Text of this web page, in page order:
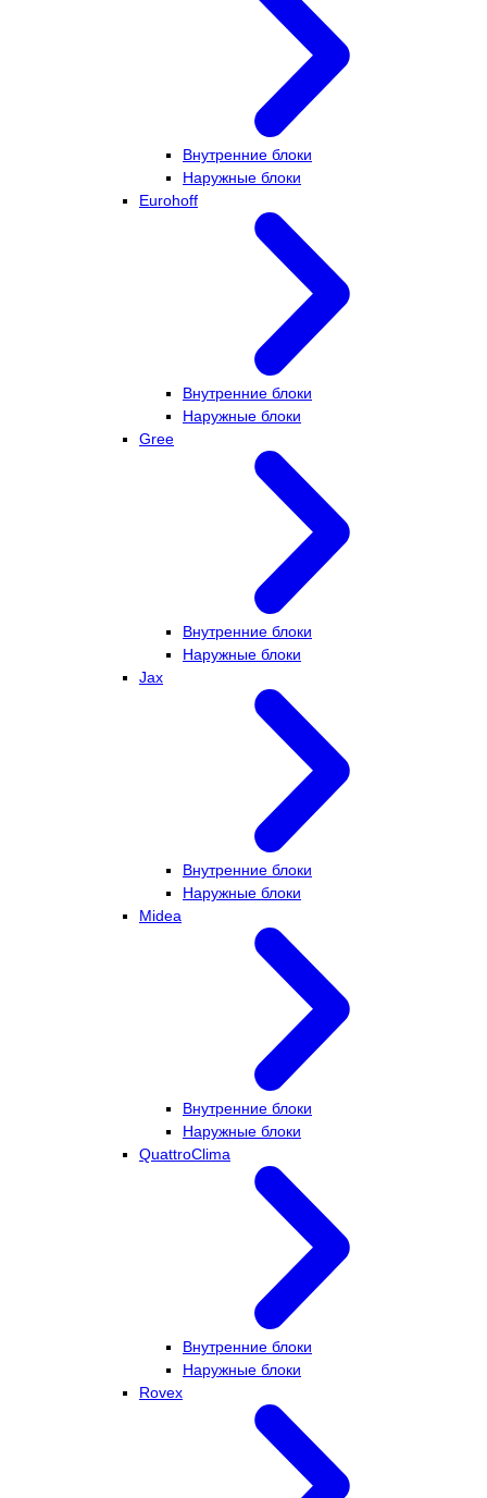
Внутренние блоки
Наружные блоки
Eurohoff
Внутренние блоки
Наружные блоки
Gree
Внутренние блоки
Наружные блоки
Jax
Внутренние блоки
Наружные блоки
Midea
Внутренние блоки
Наружные блоки
QuattroClima
Внутренние блоки
Наружные блоки
Rovex